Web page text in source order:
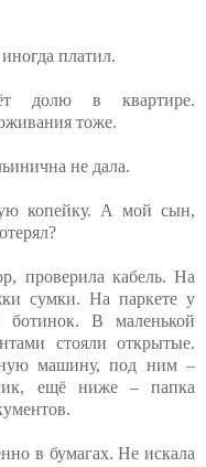
платил.
долю в квартире.
тоже.
не дала.
копейку. А мой сын,
проверила кабель. На
сумки. На паркете у
В маленькой
стояли открытые.
машину, под ним –
ещё ниже – папка
в бумагах. Не искала